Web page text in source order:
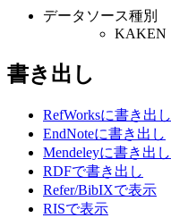
データソース種別
KAKEN
書き出し
RefWorksに書き出し
EndNoteに書き出し
Mendeleyに書き出し
RDFで書き出し
Refer/BibIXで表示
RISで表示